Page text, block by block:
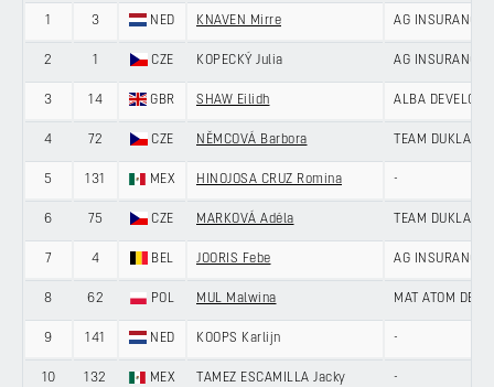
1 3 NED KNAVEN Mirre AG INSURANCE
2 1 CZE KOPECKÝ Julia AG INSURANCE
3 14 GBR SHAW Eilidh ALBA
4 72 CZE NĚMCOVÁ Barbora TEAM DUKLA
5 131 MEX HINOJOSA CRUZ Romina -
6 75 CZE MARKOVÁ Adéla TEAM DUKLA
7 4 BEL JOORIS Febe AG INSURANCE
8 62 POL MUL Malwina MAT ATOM
9 141 NED KOOPS Karlijn -
10 132 MEX TAMEZ ESCAMILLA Jacky -